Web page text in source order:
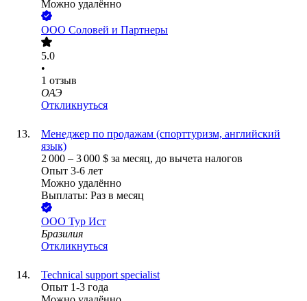
Можно удалённо
ООО Соловей и Партнеры
5.0
•
1 отзыв
ОАЭ
Откликнуться
Менеджер по продажам (спорттуризм, английский
язык)
2 000 – 3 000 $ за месяц, до вычета налогов
Опыт 3-6 лет
Можно удалённо
Выплаты: Раз в месяц
ООО Тур Ист
Бразилия
Откликнуться
Technical support specialist
Опыт 1-3 года